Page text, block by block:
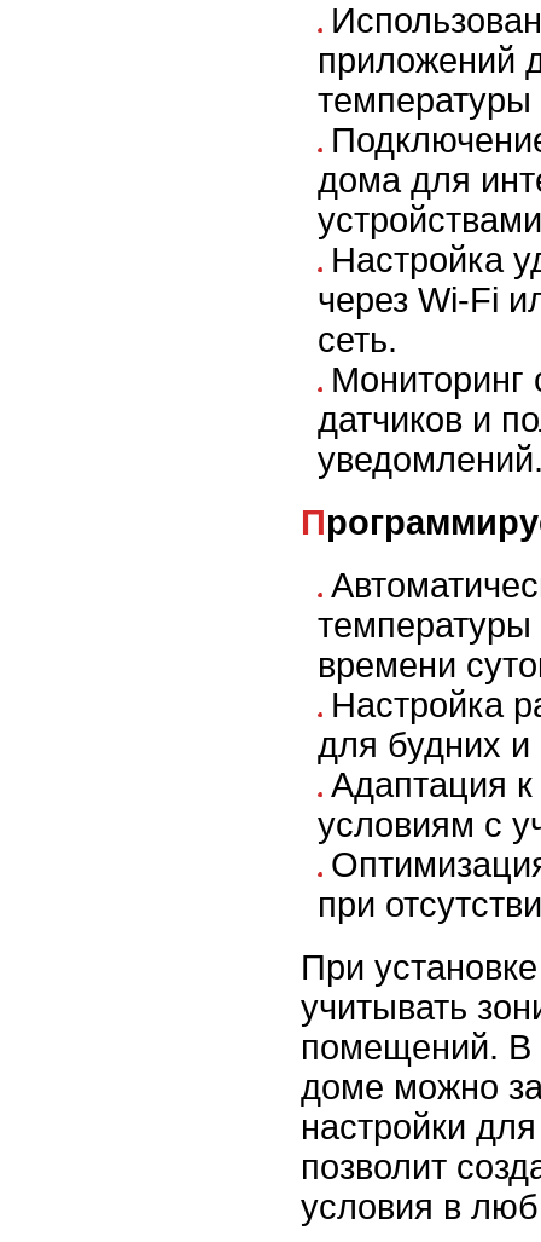
приложений
дома для
Настройка
через Wi-Fi
сеть.
Мониторинг
датчиков и
температуры
времени
Настройка
для будних
Адаптация
условиям с
при
При
учитывать
помещений. В
доме можно
настройки
позволит
условия в